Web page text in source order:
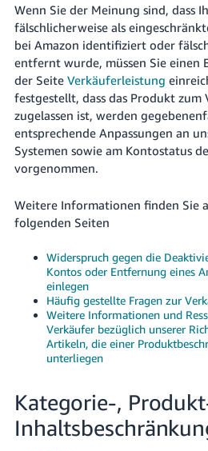
Wenn Sie der Meinung sind, dass
fälschlicherweise als
bei Amazon identifiziert oder
entfernt wurde, müssen Sie einen
der Seite Verkäuferleistung
festgestellt, dass das Produkt zum
zugelassen ist, werden
entsprechende Anpassungen an
Systemen sowie am Kontostatus
vorgenommen.
Weitere Informationen finden Sie
folgenden Seiten
Widerspruch gegen die
Kontos oder Entfernung eines
einlegen
Häufig gestellte Fragen zur
Weitere Informationen und
Verkäufer bezüglich unserer
Artikeln, die einer
unterliegen
Kategorie-,